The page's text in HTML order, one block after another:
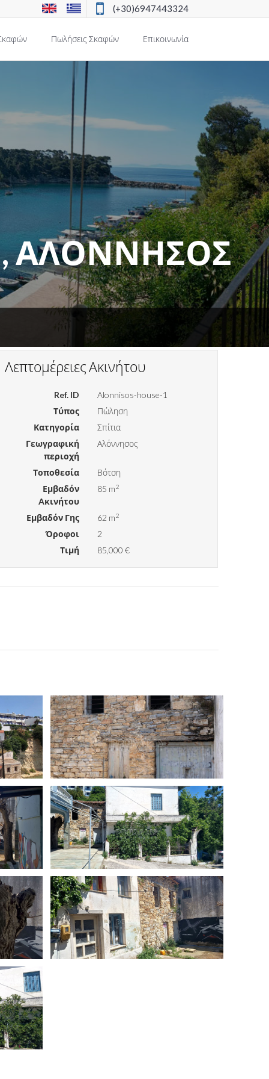
(+30)6947443324
Πωλήσεις Σκαφών Επικοινωνία
ΑΛΟΝΝΗΣΟΣ
Λεπτομέρειες Ακινήτου
Ref. ID
Alonnisos-house-1
Τύπος
Πώληση
Κατηγορία
Σπίτια
Γεωγραφική
περιοχή
Αλόννησος
Τοποθεσία
Βότση
Εμβαδόν
Aκινήτου
85 m2
Εμβαδόν Γης 62 m2
Όροφοι
2
Τιμή
85,000 €